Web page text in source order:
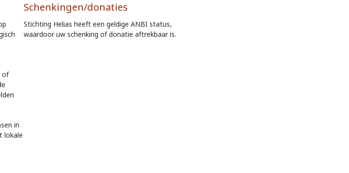
of
in
lokale
Schenkingen/donaties
Stichting Helias heeft een geldige ANBI status,
waardoor uw schenking of donatie aftrekbaar is.